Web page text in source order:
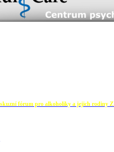
fórum pro alkoholiky a jejich rodiny